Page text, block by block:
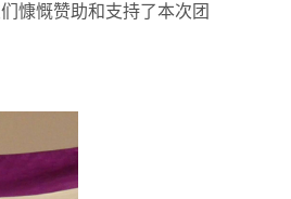
慷慨赞助和支持了本次团